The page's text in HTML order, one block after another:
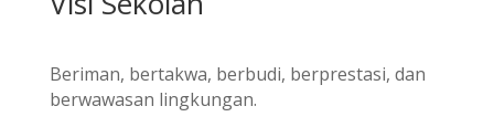
Beriman, bertakwa, berbudi, berprestasi, dan
berwawasan lingkungan.